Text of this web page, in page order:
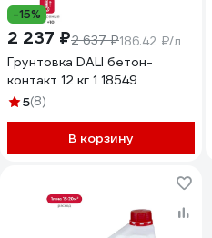
-15%
2 237 ₽2 637 ₽186.42 ₽/л
Грунтовка DALI бетон-
контакт 12 кг 1 18549
5(8)
В корзину